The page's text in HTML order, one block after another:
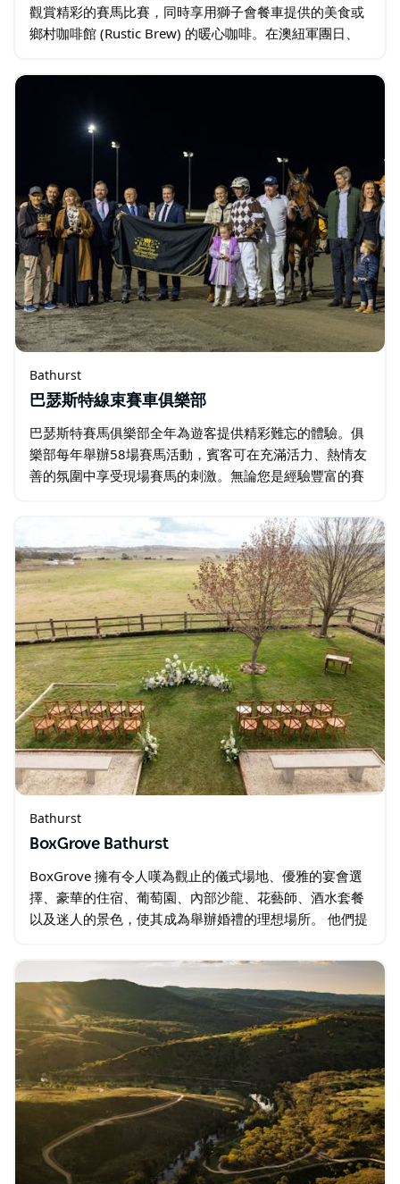
觀賞精彩的賽馬比賽，同時享用獅子會餐車提供的美食或
鄉村咖啡館 (Rustic Brew) 的暖心咖啡。在澳紐軍團日、
他們還會舉辦各種活動…
Bathurst
巴瑟斯特線束賽車俱樂部
巴瑟斯特賽馬俱樂部全年為遊客提供精彩難忘的體驗。俱
樂部每年舉辦58場賽馬活動，賓客可在充滿活力、熱情友
善的氛圍中享受現場賽馬的刺激。無論您是經驗豐富的賽
的體驗。 俱樂部是著名的金冠嘉年華的舉辦地…
Bathurst
BoxGrove Bathurst
BoxGrove 擁有令人嘆為觀止的儀式場地、優雅的宴會選
擇、豪華的住宿、葡萄園、內部沙龍、花藝師、酒水套餐
以及迷人的景色，使其成為舉辦婚禮的理想場所。 他們提
樂小木屋…